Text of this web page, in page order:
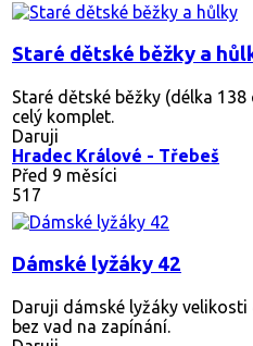
Staré dětské běžky a
Staré dětské běžky (délka
celý komplet.
Daruji
Hradec Králové - Třebeš
Před 9 měsíci
517
Dámské lyžáky 42
Daruji dámské lyžáky
bez vad na zapínání.